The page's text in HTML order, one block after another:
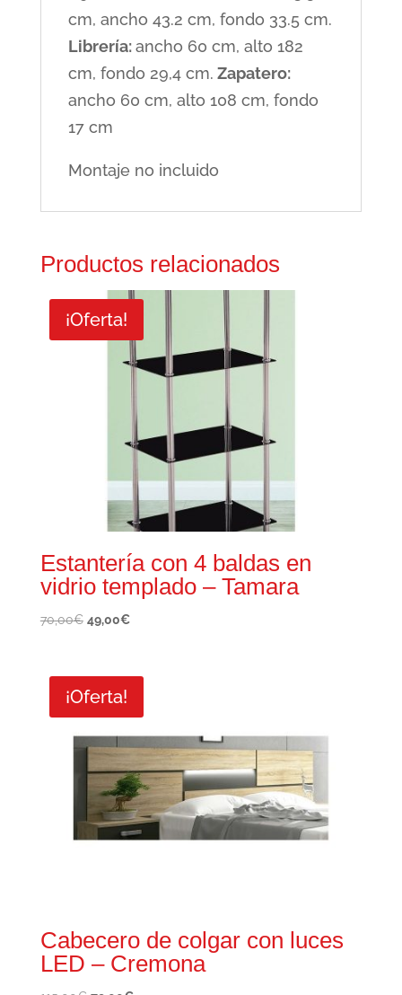
cm, ancho 43.2 cm, fondo 33.5 cm.
Librería:ancho 60 cm, alto 182
cm, fondo 29,4 cm. Zapatero:
ancho 60 cm, alto 108 cm, fondo
17 cm
Montaje no incluido
Productos relacionados
¡Oferta!
Estantería con 4 baldas en
vidrio templado – Tamara
70,00€ El
era:
70,00€.
49,00€El
es:
¡Oferta!
Cabecero de colgar con luces
LED – Cremona